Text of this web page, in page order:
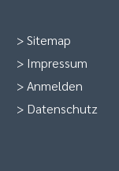
>Sitemap
> Impressum
>Anmelden
> Datenschutz